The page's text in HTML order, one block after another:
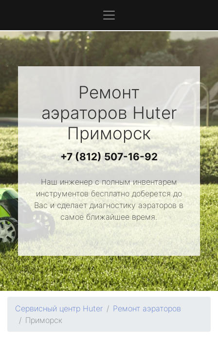
Ремонт
аэраторов Huter
Приморск
+7 (812) 507-16-92
Наш инженер с полным инвентарем
инструментов бесплатно доберется до
Вас и сделает диагностику аэраторов в
самое ближайшее время.
Сервисный центр Huter
Ремонт аэраторов
Приморск